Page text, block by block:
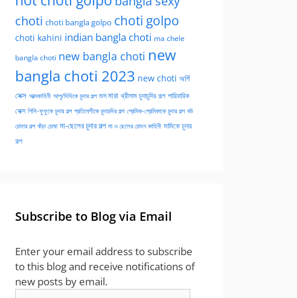
choti choti bangla golpo choti golpo
choti kahini indian bangla choti ma chele
bangla choti new bangla choti new
bangla choti 2023 new choti অর্গি
সেক্স আত্মকাহিনী আপু/দিদিকে চুদার গল্প গুদ মারা থ্রীসাম চুদাচুদির গল্প পারিবারিক
সেক্স পিসি-ফুফুকে চুদার গল্প প্রতিবেশীকে চুদাচদির গল্প প্রেমিক-প্রেমিকাকে চুদার গল্প বউ
চোদার গল্প বাঁড়া চোষা মা-ছেলের চুদার গল্প মা ও ছেলের চোদন কাহিনী মামিকে চুদার
গল্প
Subscribe to Blog via Email
Enter your email address to subscribe
to this blog and receive notifications of
new posts by email.